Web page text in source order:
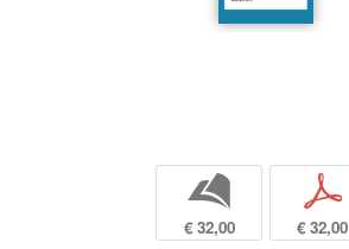
b
€ 32,00
p
€ 32,00